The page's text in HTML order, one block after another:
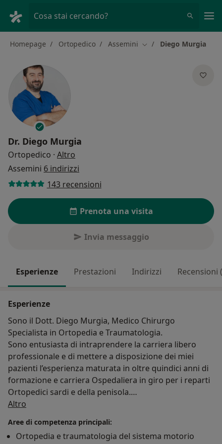
Cosa stai cercando?
Homepage Ortopedico Assemini Cambia città
Diego Murgia
Dr. Diego Murgia
Ortopedico · Altro
Assemini 6 indirizzi
143 recensioni
Prenota una visita
Invia messaggio
Esperienze Prestazioni Indirizzi Recensioni
Esperienze
Sono il Dott. Diego Murgia, Medico Chirurgo
Specialista in Ortopedia e Traumatologia.
Sono entusiasta di intraprendere la carriera libero
professionale e di mettere a disposizione dei miei
pazienti l’esperienza maturata in oltre quindici anni di
formazione e carriera Ospedaliera in giro per i reparti
Ortopedici sardi e della penisola.
Il confronto con i tanti colleghi con cui ho avuto il
pazienti che ho avuto l’onore di curare, mi ha
insegnato a mettere il paziente al centro, ascoltando le
Altro
Aree di competenza principali:
Ortopedia e traumatologia del sistema motorio